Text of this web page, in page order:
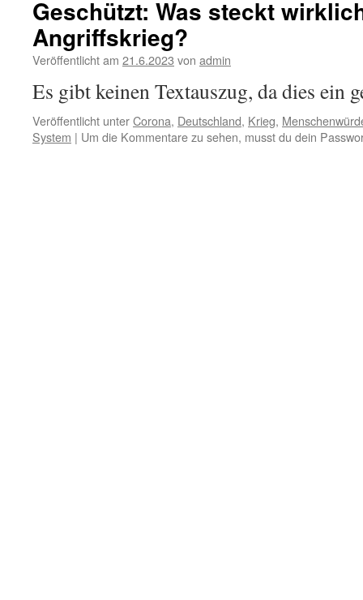
Geschützt: Was steckt
Angriffskrieg?
Veröffentlicht am 21.6.2023 von admin
Es gibt keinen Textauszug, da dies ein
Veröffentlicht unterCorona, Deutschland, Krieg,
System | Um die Kommentare zu sehen, musst du dein